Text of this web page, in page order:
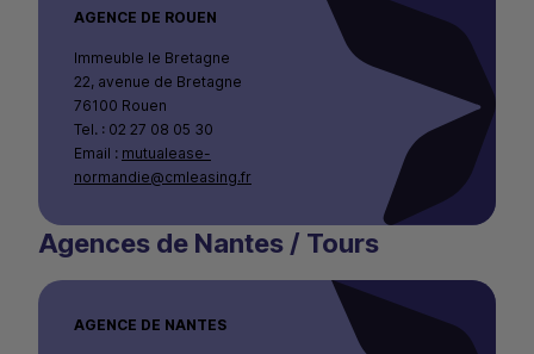
AGENCE DE ROUEN
Immeuble le Bretagne
22, avenue de Bretagne
76100 Rouen
Tel. : 02 27 08 05 30
Email : mutualease-
normandie@cmleasing.fr
Agences de Nantes / Tours
AGENCE DE NANTES